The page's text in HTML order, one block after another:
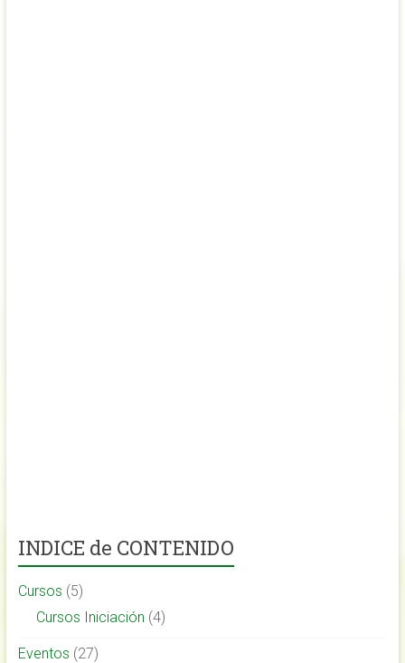
INDICE de CONTENIDO
Cursos (5)
Cursos Iniciación (4)
Eventos (27)